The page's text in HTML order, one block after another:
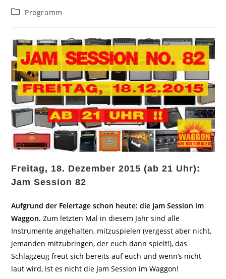
Beitrags-
Programm
Freitag, 18. Dezember 2015 (ab 21 Uhr):
Jam Session 82
Aufgrund der Feiertage schon heute: die Jam Session im
Waggon. Zum letzten Mal in diesem Jahr sind alle
Instrumente angehalten, mitzuspielen (vergesst aber nicht,
jemanden mitzubringen, der euch dann spielt!), das
Schlagzeug freut sich bereits auf euch und wenn‘s nicht
laut wird, ist es nicht die Jam Session im Waggon!